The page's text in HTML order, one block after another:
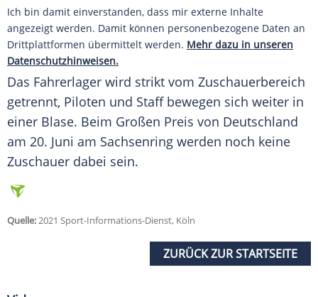
Ich bin damit einverstanden, dass mir externe Inhalte
angezeigt werden. Damit können personenbezogene Daten an
Drittplattformen übermittelt werden. Mehr dazu in unseren
Datenschutzhinweisen.
Das Fahrerlager wird strikt vom Zuschauerbereich
getrennt, Piloten und Staff bewegen sich weiter in
einer Blase. Beim Großen Preis von Deutschland
am 20. Juni am Sachsenring werden noch keine
Zuschauer dabei sein.
Quelle:2021 Sport-Informations-Dienst, Köln
ZURÜCK ZUR STARTSEITE